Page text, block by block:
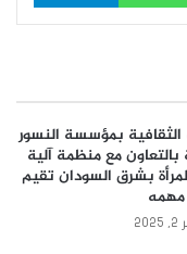
الثقافية بمؤسسة النسور
بالتعاون مع منظمة آلية
بشرق السودان تقيم
مهمه